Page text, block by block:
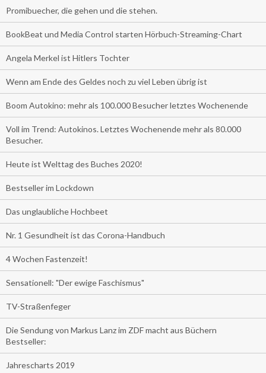
Promibuecher, die gehen und die stehen.
BookBeat und Media Control starten Hörbuch-Streaming-Chart
Angela Merkel ist Hitlers Tochter
Wenn am Ende des Geldes noch zu viel Leben übrig ist
Boom Autokino: mehr als 100.000 Besucher letztes Wochenende
Voll im Trend: Autokinos. Letztes Wochenende mehr als 80.000
Besucher.
Heute ist Welttag des Buches 2020!
Bestseller im Lockdown
Das unglaubliche Hochbeet
Nr. 1 Gesundheit ist das Corona-Handbuch
4 Wochen Fastenzeit!
Sensationell: "Der ewige Faschismus"
TV-Straßenfeger
Die Sendung von Markus Lanz im ZDF macht aus Büchern
Bestseller:
Jahrescharts 2019